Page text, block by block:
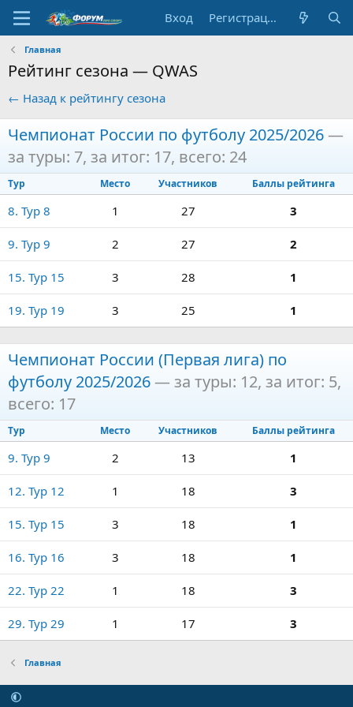
Вход Регистрация
Главная
Рейтинг сезона — QWAS
← Назад к рейтингу сезона
Чемпионат России по футболу 2025/2026—
за туры: 7, за итог: 17, всего: 24
Тур Место Участников Баллы рейтинга
8. Тур 8 1 27 3
9. Тур 9 2 27 2
15. Тур 15 3 28 1
19. Тур 19 3 25 1
Чемпионат России (Первая лига) по
футболу 2025/2026— за туры: 12, за итог: 5,
всего: 17
Тур Место Участников Баллы рейтинга
9. Тур 9 2 13 1
12. Тур 12 1 18 3
15. Тур 15 3 18 1
16. Тур 16 3 18 1
22. Тур 22 1 18 3
29. Тур 29 1 17 3
Главная